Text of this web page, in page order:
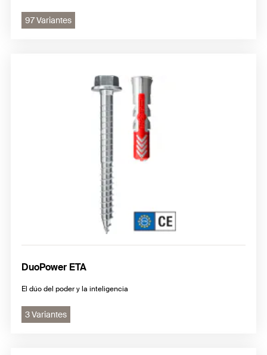
97 Variantes
DuoPower ETA
El dúo del poder y la inteligencia
3 Variantes